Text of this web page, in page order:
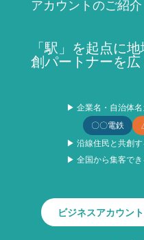
アカウントのご紹介
「駅」を起点に
創パートナーを広
▶ 企業名・自治体
〇〇電鉄
▶ 沿線住民と共創
▶ 全国から集客で
ビジネスアカウン